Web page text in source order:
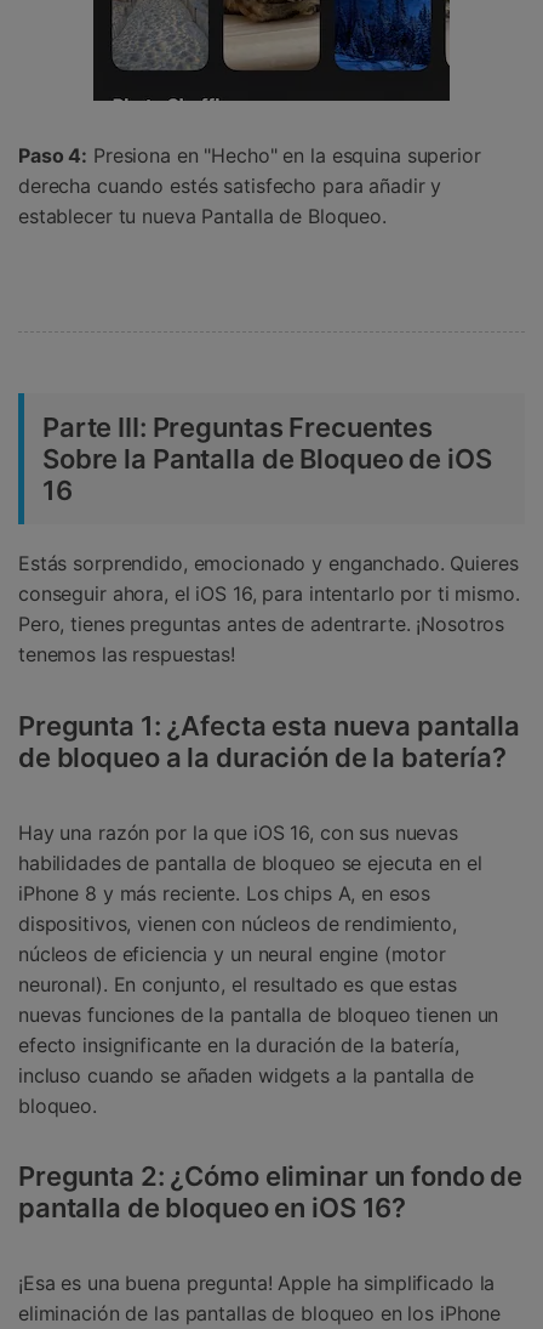
Paso 4: Presiona en "Hecho" en la esquina superior
derecha cuando estés satisfecho para añadir y
establecer tu nueva Pantalla de Bloqueo.
Parte III: Preguntas Frecuentes
Sobre la Pantalla de Bloqueo de iOS
16
Estás sorprendido, emocionado y enganchado. Quieres
conseguir ahora, el iOS 16, para intentarlo por ti mismo.
Pero, tienes preguntas antes de adentrarte. ¡Nosotros
tenemos las respuestas!
Pregunta 1: ¿Afecta esta nueva pantalla
de bloqueo a la duración de la batería?
Hay una razón por la que iOS 16, con sus nuevas
habilidades de pantalla de bloqueo se ejecuta en el
iPhone 8 y más reciente. Los chips A, en esos
dispositivos, vienen con núcleos de rendimiento,
núcleos de eficiencia y un neural engine (motor
neuronal). En conjunto, el resultado es que estas
nuevas funciones de la pantalla de bloqueo tienen un
efecto insignificante en la duración de la batería,
incluso cuando se añaden widgets a la pantalla de
bloqueo.
Pregunta 2: ¿Cómo eliminar un fondo de
pantalla de bloqueo en iOS 16?
¡Esa es una buena pregunta! Apple ha simplificado la
eliminación de las pantallas de bloqueo en los iPhone